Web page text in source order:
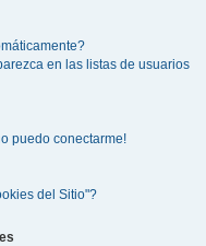
en las listas de usuarios
puedo conectarme!
del Sitio"?